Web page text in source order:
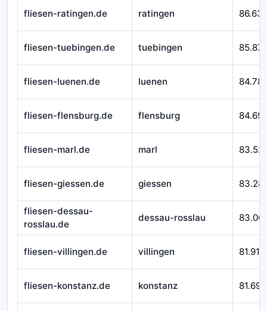
fliesen-ratingen.de ratingen
fliesen-tuebingen.de tuebingen 85.871
fliesen-luenen.de luenen
fliesen-flensburg.de flensburg
fliesen-marl.de marl
fliesen-giessen.de giessen
fliesen-dessau-
rosslau.de
dessau-rosslau 83.061
fliesen-villingen.de villingen 81.916
fliesen-konstanz.de konstanz 81.692